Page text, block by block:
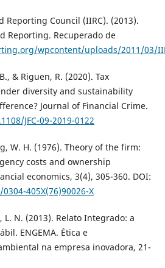
Council (IIRC). (2013).
Reporting. Recuperado de
wpcontent/uploads/2011/03/
& Riguen, R. (2020). Tax
diversity and sustainability
Journal of Financial Crime.
JFC-09-2019-0122
W. H. (1976). Theory of the firm:
costs and ownership
economics, 3(4), 305-360. DOI:
405X(76)90026-X
L. N. (2013). Relato Integrado: a
ENGEMA. Ética e
na empresa inovadora, 21-